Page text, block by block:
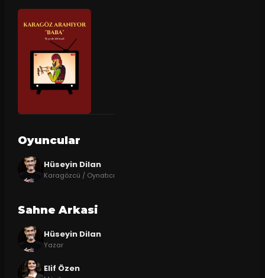
Oyuncular
Hüseyin Dilan
Karagözcü / Oynatıcı
Sahne Arkasi
Hüseyin Dilan
Yazar
Elif Özen